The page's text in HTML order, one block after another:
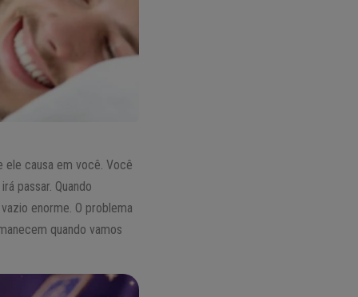
ele causa em você. Você
passar. Quando
enorme. O problema
quando vamos